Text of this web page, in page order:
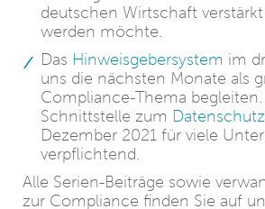
deutschen Wirtschaft
werden möchte.
Das Hinweisgebersystem im
uns die nächsten Monate als
Compliance-Thema begleiten.
Schnittstelle zum Datenschutz
Dezember 2021 für viele
verpflichtend.
Alle Serien-Beiträge sowie
zur Compliance finden Sie auf